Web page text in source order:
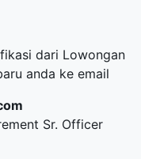
dari Lowongan
anda ke email
Sr. Officer